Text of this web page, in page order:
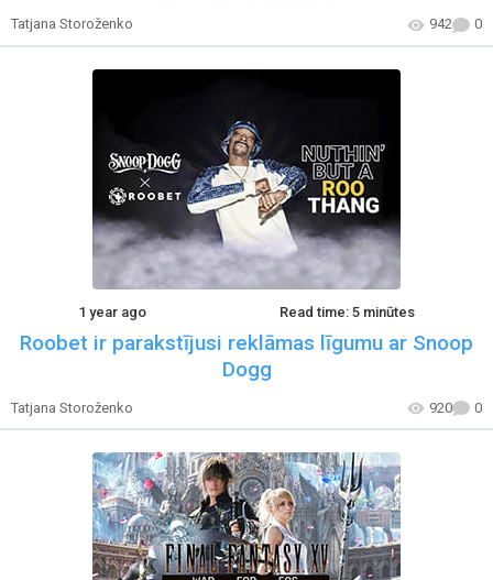
Tatjana Storoženko 942 0
1 year ago Read time: 5 minūtes
Roobet ir parakstījusi reklāmas līgumu ar Snoop
Dogg
Tatjana Storoženko 920 0